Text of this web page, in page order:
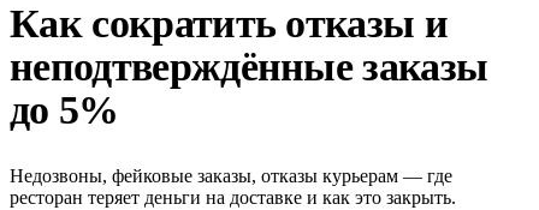
Как сократить отказы и
неподтверждённые заказы
до 5%
Недозвоны, фейковые заказы, отказы курьерам — где
ресторан теряет деньги на доставке и как это закрыть.